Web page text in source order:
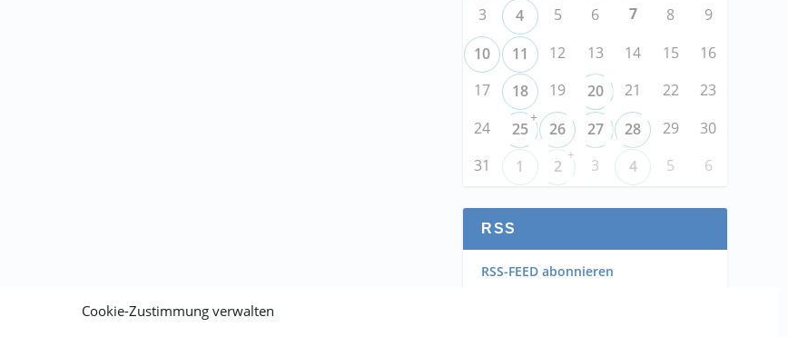
Cookie-Zustimmung verwalten
3
4 5 6 7 8
9
10
11 12 13 14 15
16
17
18 19 20 21 22
23
24
25
+
26 27 28 29
30
31
1 2
+
3 4 5 6
RSS
RSS-FEED abonnieren